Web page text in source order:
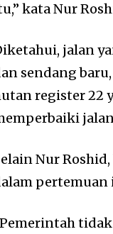
kata Nur
jalan
sendang
register 22
Nur
pertemuan